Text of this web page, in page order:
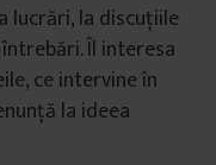
lucrări, la discuțiile
Îl interesa
ce intervine în
la ideea